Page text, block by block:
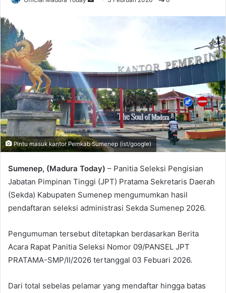
e
a
i
Pintu masuk kantor Pemkab Sumenep (ist/google)
Sumenep, (Madura Today) – Panitia Seleksi Pengisian
Jabatan Pimpinan Tinggi (JPT) Pratama Sekretaris Daerah
(Sekda) Kabupaten Sumenep mengumumkan hasil
pendaftaran seleksi administrasi Sekda Sumenep 2026.
Pengumuman tersebut ditetapkan berdasarkan Berita
Acara Rapat Panitia Seleksi Nomor 09/PANSEL JPT
PRATAMA-SMP/II/2026 tertanggal 03 Febuari 2026.
Dari total sebelas pelamar yang mendaftar hingga batas